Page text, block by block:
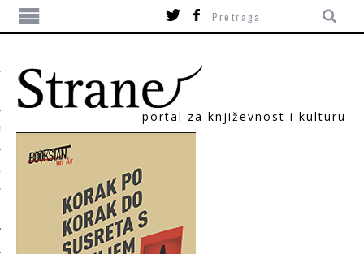
portal za književnost i kulturu